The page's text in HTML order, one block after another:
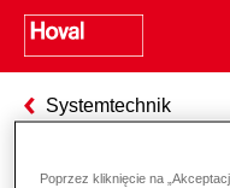
Systemtechnik
Poprzez kliknięcie na